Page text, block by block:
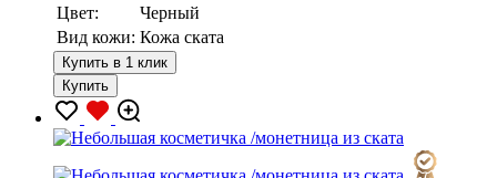
Цвет:
Черный
Вид кожи: Кожа ската
Купить в 1 клик
Купить